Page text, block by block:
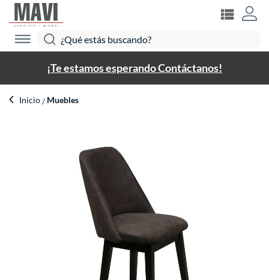
¡Te estamos esperando Contáctanos!
Inicio Muebles